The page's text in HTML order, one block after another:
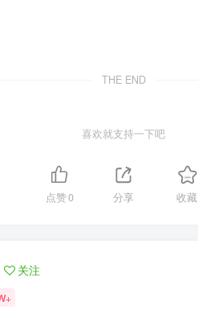
THE END
喜欢就支持一下吧
点赞0 分享 收藏
关注